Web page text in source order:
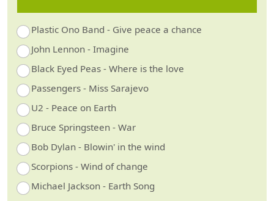
Plastic Ono Band - Give peace a chance
John Lennon - Imagine
Black Eyed Peas - Where is the love
Passengers - Miss Sarajevo
U2 - Peace on Earth
Bruce Springsteen - War
Bob Dylan - Blowin' in the wind
Scorpions - Wind of change
Michael Jackson - Earth Song